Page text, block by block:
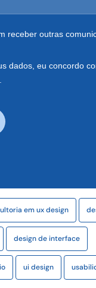
em ux design
design de interface
ui design